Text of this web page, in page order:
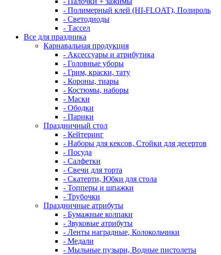
- Полимерный клей (HI-FLOAT), Полироль
- Светодиоды
- Тассел
Все для праздника
Карнавальная продукция
- Аксессуары и атрибутика
- Головные уборы
- Грим, краски, тату
- Короны, тиары
- Костюмы, наборы
- Маски
- Ободки
- Парики
Праздничный стол
- Кейтеринг
- Наборы для кексов, Стойки для десертов
- Посуда
- Салфетки
- Свечи для торта
- Скатерти, Юбки для стола
- Топперы и шпажки
- Трубочки
Праздничные атрибуты
- Бумажные колпаки
- Звуковые атрибуты
- Ленты наградные, Колокольчики
- Медали
- Мыльные пузыри, Водные пистолеты